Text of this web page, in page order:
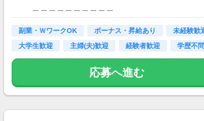
東伏見駅からのアクセス
￣￣Ｖ￣￣￣￣￣￣￣
北口を出てロータリーを左折し道なりに進む
↓
中国物産店の前にある横断歩道を渡り
1Fにコンビニエンスストアがある白いビルの2F
副業・ＷワークOK ボーナス・昇給あり 未経験歓
大学生歓迎
主婦(夫)歓迎 経験者歓迎 学歴不問
応募へ進む